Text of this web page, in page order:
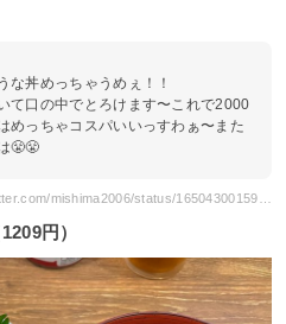
な丼めっちゃうめぇ！！
て口の中でとろけます〜これで2000
めっちゃコスパいいっすわぁ〜また
😤😤
円）